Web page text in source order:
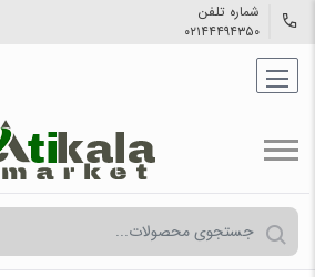
شماره تلفن
۰۲۱۴۴۴۹۴۳۵۰